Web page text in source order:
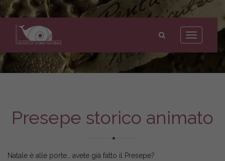
Toggle
navigation
Museo
di
Storia
Naturale
dell'Università
Presepe storico animato
Natale è alle porte… avete già fatto il Presepe?